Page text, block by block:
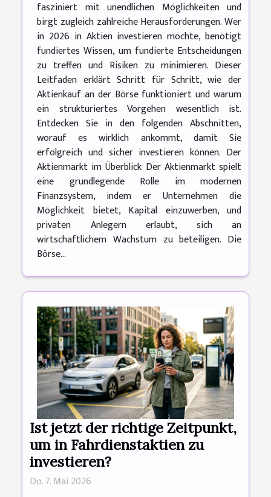
fasziniert mit unendlichen Möglichkeiten und
birgt zugleich zahlreiche Herausforderungen. Wer
in 2026 in Aktien investieren möchte, benötigt
fundiertes Wissen, um fundierte Entscheidungen
zu treffen und Risiken zu minimieren. Dieser
Leitfaden erklärt Schritt für Schritt, wie der
Aktienkauf an der Börse funktioniert und warum
ein strukturiertes Vorgehen wesentlich ist.
Entdecken Sie in den folgenden Abschnitten,
worauf es wirklich ankommt, damit Sie
erfolgreich und sicher investieren können. Der
Aktienmarkt im Überblick Der Aktienmarkt spielt
eine grundlegende Rolle im modernen
Finanzsystem, indem er Unternehmen die
Möglichkeit bietet, Kapital einzuwerben, und
privaten Anlegern erlaubt, sich an
wirtschaftlichem Wachstum zu beteiligen. Die
Börse...
Ist jetzt der richtige Zeitpunkt,
um in Fahrdienstaktien zu
investieren?
Do. 7. Mai 2026